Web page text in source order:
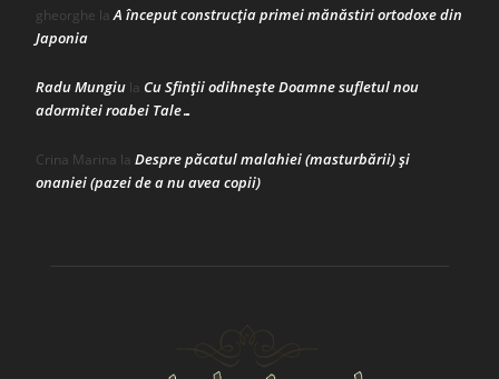
gheorghe laA început construcţia primei mănăstiri ortodoxe din
Japonia
Radu Mungiu la Cu Sfinții odihnește Doamne sufletul nou
adormitei roabei Tale…
Crina Marina la Despre păcatul malahiei (masturbării) şi
onaniei (pazei de a nu avea copii)